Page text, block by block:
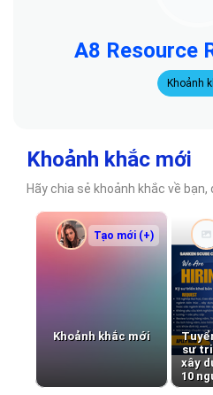
A8 Resource
Khoảnh
Khoảnh khắc mới
Hãy chia sẻ khoảnh khắc về
Khoảnh khắc mới
Tạo mới (+)
sư
xây
10